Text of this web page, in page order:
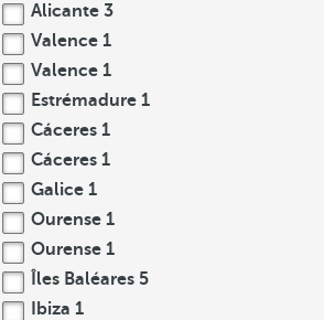
Alicante 3
Valence 1
Valence 1
Estrémadure 1
Cáceres 1
Cáceres 1
Galice 1
Ourense 1
Ourense 1
Îles Baléares 5
Ibiza 1